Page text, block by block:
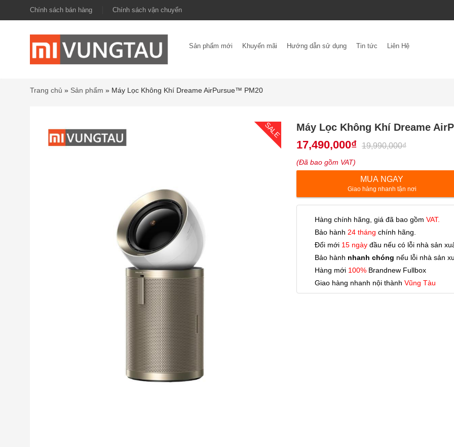
Chính sách bán hàng Chính sách vận chuyển
Sản phẩm mới Khuyến mãi Hướng dẫn sử dụng Tin tức
Liên Hệ
Trang chủ » Sản phẩm » Máy Lọc Không Khí Dreame AirPursue™ PM20
SALE Máy Lọc Không Khí Dreame
17,490,000₫ 19,990,000₫
(Đã bao gồm VAT)
MUA NGAY
Giao hàng nhanh tận nơi
Hàng chính hãng, giá đã bao gồm VAT.
Bảo hành 24 tháng chính hãng.
Đổi mới 15 ngàyđầu nếu có lỗi nhà sản
Bảo hành nhanh chóng nếu lỗi nhà sản
Hàng mới100%Brandnew Fullbox
Giao hàng nhanh nội thành Vũng Tàu